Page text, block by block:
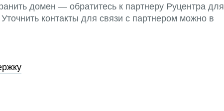
домен — обратитесь к партнеру Руцентра для
контакты для связи с партнером можно в